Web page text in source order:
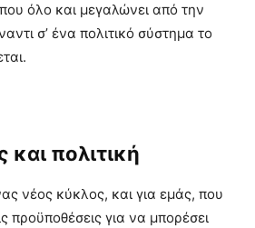
όλο και μεγαλώνει από την
σ’ ένα πολιτικό σύστημα το
πολιτική
νέος κύκλος, και για εμάς, που
προϋποθέσεις για να μπορέσει